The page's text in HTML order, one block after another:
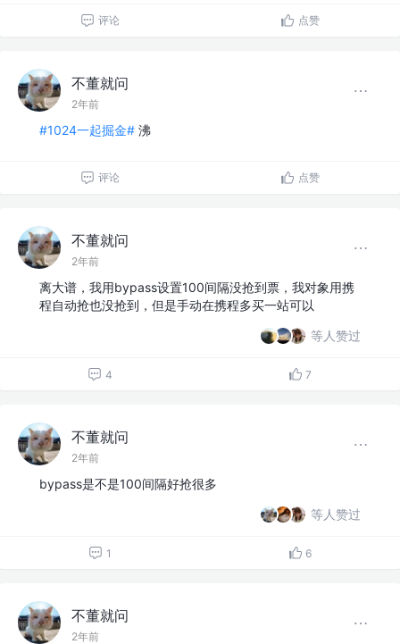
评论 点赞
不董就问
2年前
#1024一起掘金# 沸
评论 点赞
不董就问
2年前
离大谱，我用bypass设置100间隔没抢到票，我对象用携
程自动抢也没抢到，但是手动在携程多买一站可以
等人赞过
4 7
不董就问
2年前
bypass是不是100间隔好抢很多
等人赞过
1 6
不董就问
2年前